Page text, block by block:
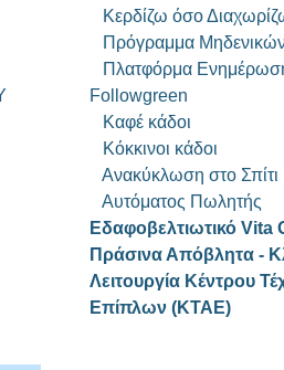
Κερδίζω όσο
Πρόγραμμα
Πλατφόρμα
Followgreen
Καφέ κάδοι
Κόκκινοι κάδοι
Ανακύκλωση στο Σπίτι
Αυτόματος Πωλητής
Εδαφοβελτιωτικό Vita
Πράσινα Απόβλητα -
Λειτουργία Κέντρου
Επίπλων (ΚΤΑΕ)